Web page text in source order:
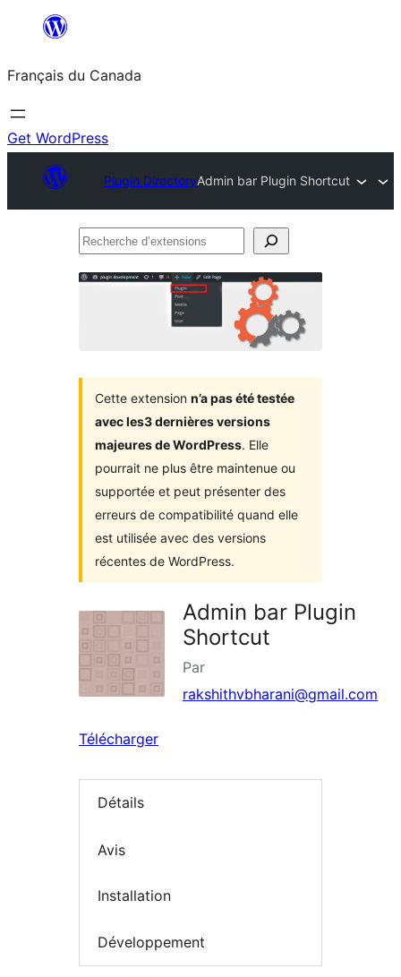
contenu
Français du Canada
Get WordPress
Plugin DirectoryAdmin bar Plugin Shortcut
Recherche
Cette extension n’a pas été testée
avec les3 dernières versions
majeures de WordPress. Elle
pourrait ne plus être maintenue ou
supportée et peut présenter des
erreurs de compatibilité quand elle
est utilisée avec des versions
récentes de WordPress.
Admin bar Plugin
Shortcut
Par
rakshithvbharani@gmail.com
Télécharger
Détails
Avis
Installation
Développement